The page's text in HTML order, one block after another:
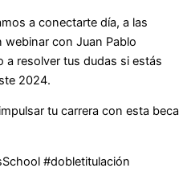
a conectarte día, a las
webinar con Juan Pablo
a resolver tus dudas si estás
2024.
tu carrera con esta beca
#dobletitulación